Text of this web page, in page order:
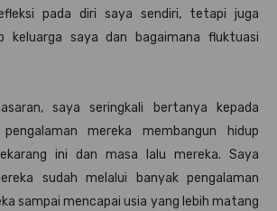
pada diri saya sendiri, tetapi juga
keluarga saya dan bagaimana fluktuasi
saya seringkali bertanya kepada
mereka membangun hidup
ini dan masa lalu mereka. Saya
sudah melalui banyak pengalaman
sampai mencapai usia yang lebih matang